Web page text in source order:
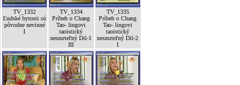
TV_1332
Ľudské bytosti sú
pôvodne nevinné
I
TV_1334
Príbeh o Chang
Tao- lingovi
taoistický
nesmrteľný Dil-1
III
TV_1335
Príbeh o Chang
Tao- lingovi
taoistický
nesmrteľný Dil-2
I